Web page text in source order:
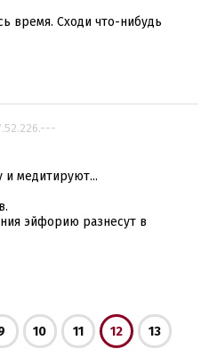
время. Сходи что-нибудь
и медитируют...
эйфорию разнесут в
10 11 12 13